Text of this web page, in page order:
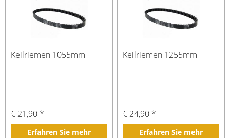
Keilriemen 1055mm
€ 21,90 *
Erfahren Sie mehr
Keilriemen 1255mm
€ 24,90 *
Erfahren Sie mehr